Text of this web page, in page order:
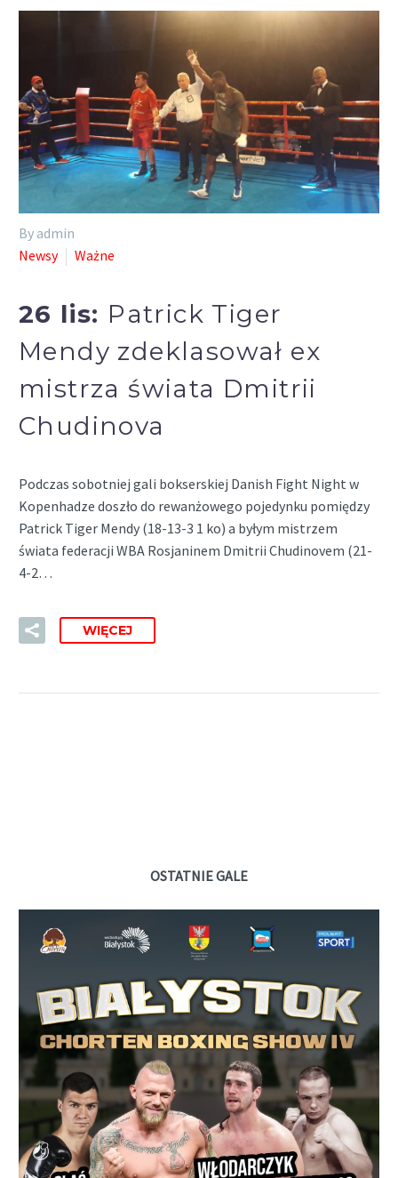
By admin
Newsy
Ważne
26 lis: Patrick Tiger
Mendy zdeklasował ex
mistrza świata Dmitrii
Chudinova
Podczas sobotniej gali bokserskiej Danish Fight Night w
Kopenhadze doszło do rewanżowego pojedynku pomiędzy
Patrick Tiger Mendy (18-13-3 1 ko) a byłym mistrzem
świata federacji WBA Rosjaninem Dmitrii Chudinovem (21-
4-2…
WIĘCEJ
OSTATNIE GALE